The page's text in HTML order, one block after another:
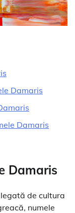
Damaris
Damaris
Damaris
de cultura
numele